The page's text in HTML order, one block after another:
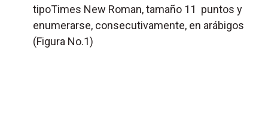
tipoTimes New Roman, tamaño 11 puntos y
enumerarse, consecutivamente, en arábigos
(Figura No.1)